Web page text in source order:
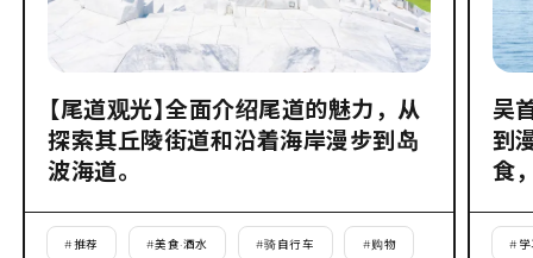
【尾道观光】全面介绍尾道的魅力，从
探索其丘陵街道和沿着海岸漫步到岛
波海道。
#推荐 #美食·酒水 #骑自行车 #购物
吴
到
食
# 学